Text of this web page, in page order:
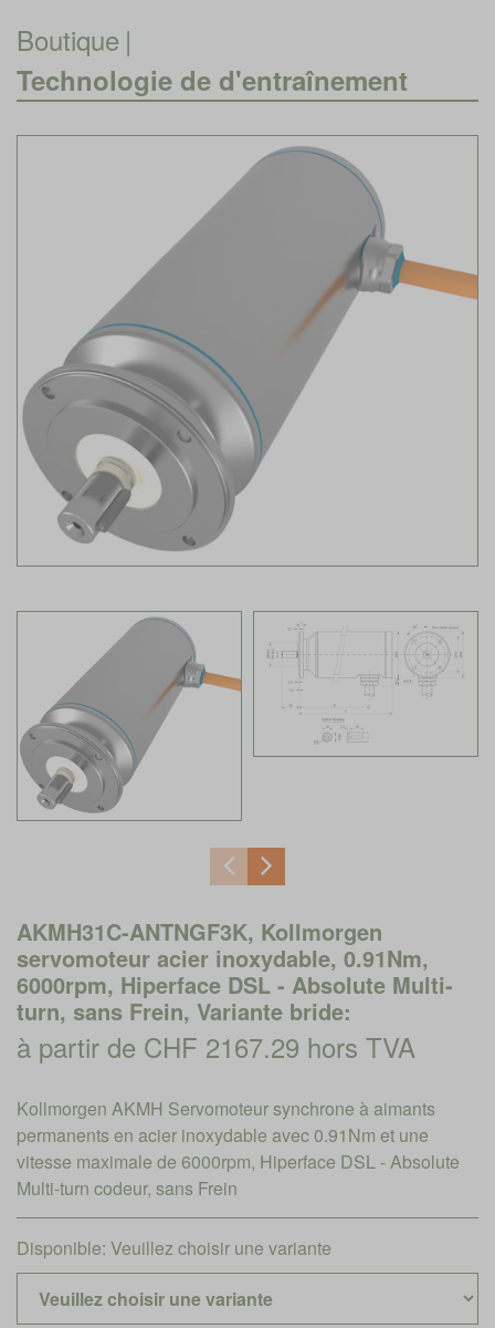
Boutique |
Technologie de d'entraînement
AKMH31C-ANTNGF3K, Kollmorgen
servomoteur acier inoxydable, 0.91Nm,
6000rpm, Hiperface DSL - Absolute Multi-
turn, sans Frein, Variante bride:
à partir de CHF 2167.29 hors TVA
Kollmorgen AKMH Servomoteur synchrone à aimants
permanents en acier inoxydable avec 0.91Nm et une
vitesse maximale de 6000rpm, Hiperface DSL - Absolute
Multi-turn codeur, sans Frein
Disponible: Veuillez choisir une variante